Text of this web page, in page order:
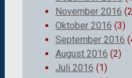
November 2016
Oktober 2016 (3)
September 2016
August 2016 (2)
Juli 2016 (1)